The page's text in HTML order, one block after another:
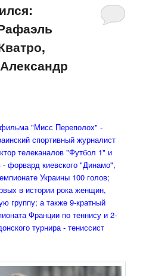
"Мисс Переполох" -
спортивный журналист
телеканалов "Футбол 1" и
- форвард киевского "Динамо",
Украины 100 голов;
в истории рока женщин,
группу; а также 9-кратный
Франции по теннису и 2-
турнира - тениссист